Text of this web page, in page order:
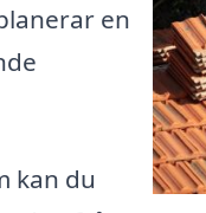
en
kan du